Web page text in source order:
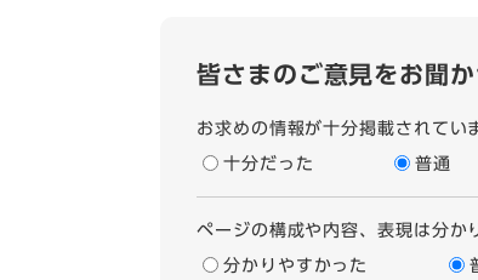
皆さまのご意見をお聞
お求めの情報が十分掲載されてい
十分だった 普通
ページの構成や内容、表現は分か
分かりやすかった